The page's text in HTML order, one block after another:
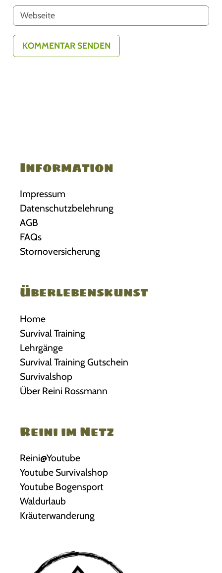
Information
Impressum
Datenschutzbelehrung
AGB
FAQs
Stornoversicherung
Überlebenskunst
Home
Survival Training
Lehrgänge
Survival Training Gutschein
Survivalshop
Über Reini Rossmann
Reini im Netz
Reini@Youtube
Youtube Survivalshop
Youtube Bogensport
Waldurlaub
Kräuterwanderung